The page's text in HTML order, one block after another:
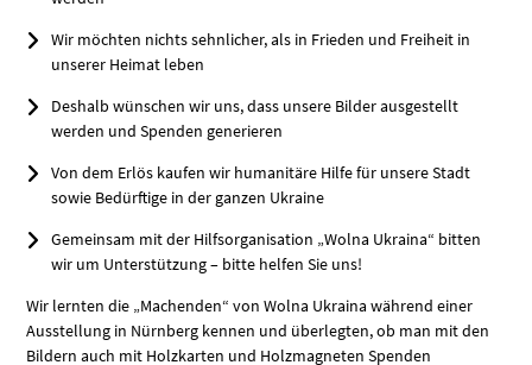
Wir möchten nichts sehnlicher, als in Frieden und Freiheit in
unserer Heimat leben
Deshalb wünschen wir uns, dass unsere Bilder ausgestellt
werden und Spenden generieren
Von dem Erlös kaufen wir humanitäre Hilfe für unsere Stadt
sowie Bedürftige in der ganzen Ukraine
Gemeinsam mit der Hilfsorganisation „Wolna Ukraina“ bitten
wir um Unterstützung – bitte helfen Sie uns!
Wir lernten die „Machenden“ von Wolna Ukraina während einer
Ausstellung in Nürnberg kennen und überlegten, ob man mit den
Bildern auch mit Holzkarten und Holzmagneten Spenden